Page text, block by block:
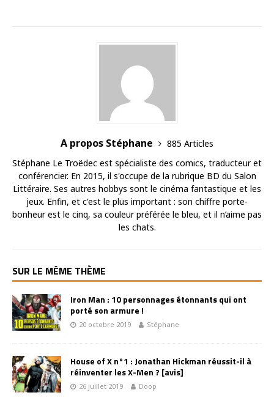
A propos Stéphane
885 Articles
Stéphane Le Troëdec est spécialiste des comics, traducteur et
conférencier. En 2015, il s'occupe de la rubrique BD du Salon
Littéraire. Ses autres hobbys sont le cinéma fantastique et les
jeux. Enfin, et c'est le plus important : son chiffre porte-
bonheur est le cinq, sa couleur préférée le bleu, et il n’aime pas
les chats.
SUR LE MÊME THÈME
Iron Man : 10 personnages étonnants qui ont
porté son armure !
20 octobre 2019 Stéphane
House of X n°1 : Jonathan Hickman réussit-il à
réinventer les X-Men ? [avis]
26 juillet 2019 Doop